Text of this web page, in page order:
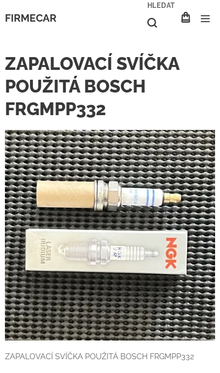
FIRMECAR
HLEDAT
ZAPALOVACÍ SVÍČKA
POUŽITÁ BOSCH
FRGMPP332
ZAPALOVACÍ SVÍČKA POUŽITÁ BOSCH FRGMPP332